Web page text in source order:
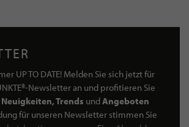
UP TO DATE! Melden Sie sich jetzt für
Newsletter an und profitieren Sie
Neuigkeiten, Trends undAngeboten
für unseren Newsletter stimmen Sie